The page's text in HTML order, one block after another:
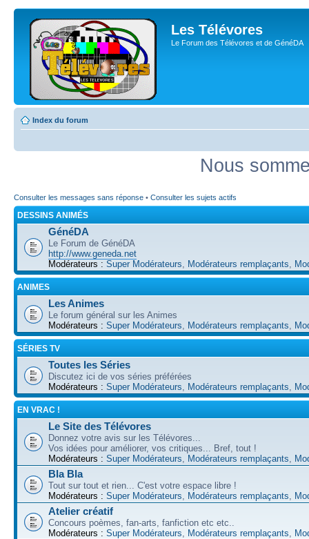
Les Télévores
Le Forum des Télévores et de GénéDA
Index du forum
Nous
Consulter les messages sans réponse • Consulter les sujets actifs
DESSINS ANIMÉS
GénéDA
Le Forum de GénéDA
http://www.geneda.net
Modérateurs : Super Modérateurs Modérateurs remplaçants
ANIMES
Les Animes
Le forum général sur les Animes
Modérateurs : Super Modérateurs Modérateurs remplaçants
SÉRIES TV
Toutes les Séries
Discutez ici de vos séries préférées
Modérateurs : Super Modérateurs Modérateurs remplaçants
EN VRAC !
Le Site des Télévores
Donnez votre avis sur les Télévores...
Vos idées pour améliorer, vos critiques... Bref, tout !
Modérateurs : Super Modérateurs Modérateurs remplaçants
Bla Bla
Tout sur tout et rien... C'est votre espace libre !
Modérateurs : Super Modérateurs Modérateurs remplaçants
Atelier créatif
Concours poèmes, fan-arts, fanfiction etc etc..
Modérateurs : Super Modérateurs Modérateurs remplaçants